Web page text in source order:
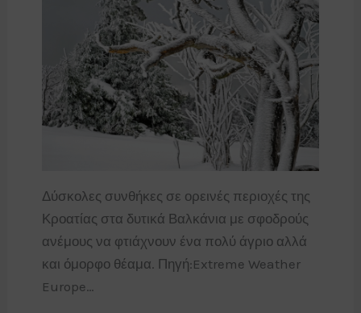
Δύσκολες συνθήκες σε ορεινές περιοχές της
Κροατίας στα δυτικά Βαλκάνια με σφοδρούς
ανέμους να φτιάχνουν ένα πολύ άγριο αλλά
και όμορφο θέαμα. Πηγή:Extreme Weather
Europe…